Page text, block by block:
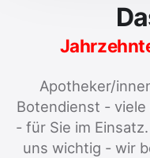
Apotheker/
Botendienst -
- für Sie im
uns wichtig - wir